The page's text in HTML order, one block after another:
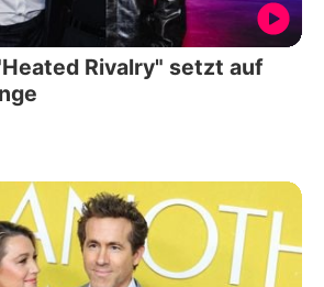
Rivalry" setzt auf